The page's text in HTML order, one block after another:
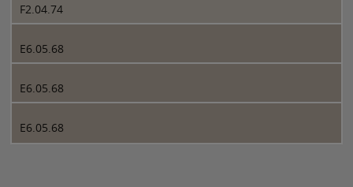
F2.04.74
E6.05.68
E6.05.68
E6.05.68